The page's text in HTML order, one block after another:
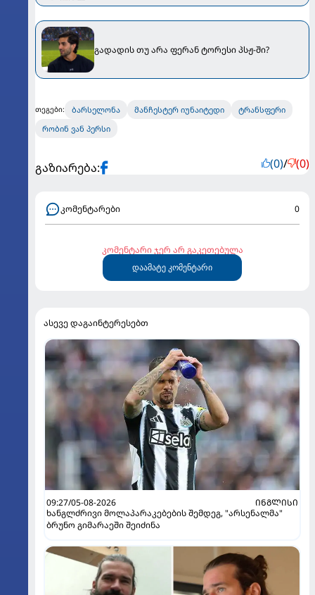
გადადის თუ არა ფერან ტორესი პსჟ-ში?
თეგები: ბარსელონა მანჩესტერ იუნაიტედი
ტრანსფერი
რობინ ვან პერსი
გაზიარება: (0)/ (0)
კომენტარები 0
კომენტარი ჯერ არ გაკეთებულა
დაამატე კომენტარი
ასევე დაგაინტერესებთ
09:27/05-08-2026
ᲘᲜᲒᲚᲘᲡᲘ
ხანგლძრივი მოლაპარაკებების შემდეგ, "არსენალმა"
ბრუნო გიმარაეში შეიძინა